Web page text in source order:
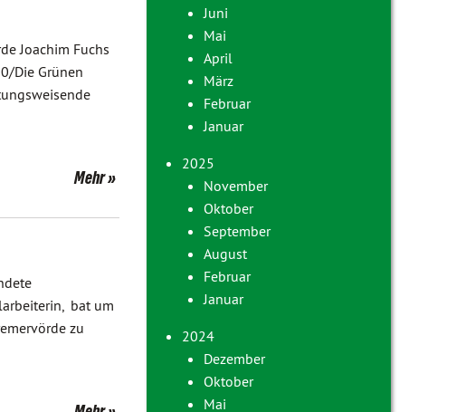
Joachim Fuchs
Die Grünen
Mehr
bat um
zu
Juni
Mai
April
März
Februar
Januar
2025
November
Oktober
September
August
Februar
Januar
2024
Dezember
Oktober
Mai